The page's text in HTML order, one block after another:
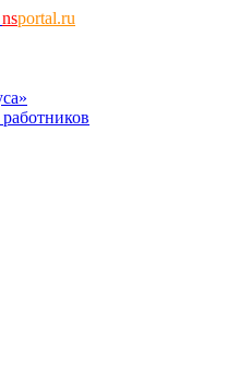
nsportal.ru